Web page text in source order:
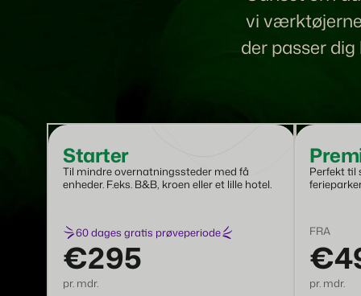
Klar til at omfavne vækst?
Contact sales Request demo
Request demo
vi
der passer
Starter
Til mindre overnatningssteder med få
enheder. F.eks. B&B, kroen eller et lille hotel.
60 dages gratis prøveperiode
€295
pr. mdr.
Perfekt til
FRA
pr. mdr.